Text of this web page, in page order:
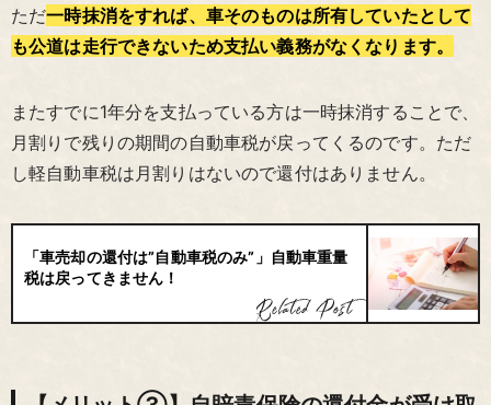
ただ一時抹消をすれば、車そのものは所有していたとして
も公道は走行できないため支払い義務がなくなります。
またすでに1年分を支払っている方は一時抹消することで、
月割りで残りの期間の自動車税が戻ってくるのです。ただ
し軽自動車税は月割りはないので還付はありません。
「車売却の還付は”自動車税のみ”」自動車重量
税は戻ってきません！